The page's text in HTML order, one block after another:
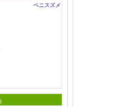
ベニスズメ